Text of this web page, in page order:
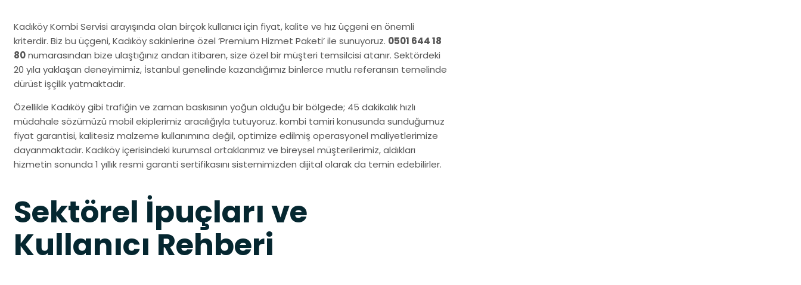
Kadıköy Kombi Servisi arayışında olan birçok kullanıcı için fiyat, kalite ve hız üçgeni en önemli
kriterdir. Biz bu üçgeni, Kadıköy sakinlerine özel ‘Premium Hizmet Paketi’ ile sunuyoruz. 0501 644 18
80numarasından bize ulaştığınız andan itibaren, size özel bir müşteri temsilcisi atanır. Sektördeki
20 yıla yaklaşan deneyimimiz, İstanbul genelinde kazandığımız binlerce mutlu referansın temelinde
dürüst işçilik yatmaktadır.
Özellikle Kadıköy gibi trafiğin ve zaman baskısının yoğun olduğu bir bölgede; 45 dakikalık hızlı
müdahale sözümüzü mobil ekiplerimiz aracılığıyla tutuyoruz. kombi tamiri konusunda sunduğumuz
fiyat garantisi, kalitesiz malzeme kullanımına değil, optimize edilmiş operasyonel maliyetlerimize
dayanmaktadır. Kadıköy içerisindeki kurumsal ortaklarımız ve bireysel müşterilerimiz, aldıkları
hizmetin sonunda 1 yıllık resmi garanti sertifikasını sistemimizden dijital olarak da temin edebilirler.
Sektörel İpuçları ve
Kullanıcı Rehberi